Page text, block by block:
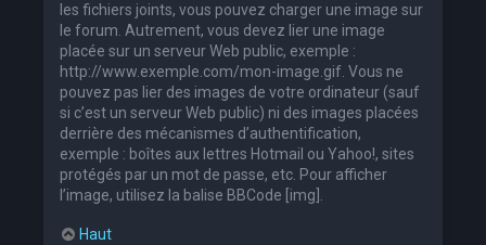
les fichiers joints, vous pouvez charger une image sur
le forum. Autrement, vous devez lier une image
placée sur un serveur Web public, exemple :
http://www.exemple.com/mon-image.gif. Vous ne
pouvez pas lier des images de votre ordinateur (sauf
si c’est un serveur Web public) ni des images placées
derrière des mécanismes d’authentification,
exemple : boîtes aux lettres Hotmail ou Yahoo!, sites
protégés par un mot de passe, etc. Pour afficher
l’image, utilisez la balise BBCode [img].
Haut